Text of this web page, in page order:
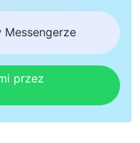
Messengerze
przez